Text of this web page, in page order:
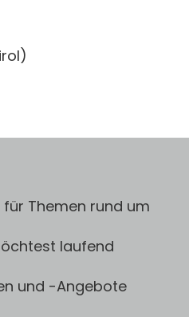
Themen rund um
laufend
und -Angebote